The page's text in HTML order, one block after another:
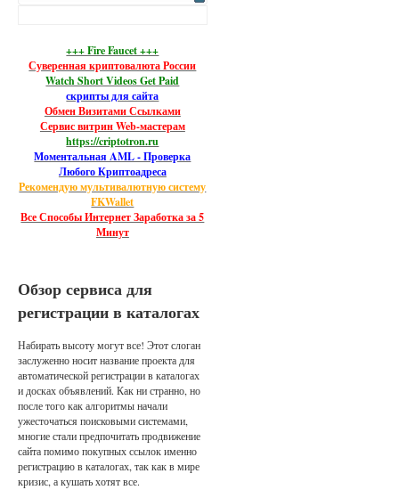
+++ Fire Faucet +++
Суверенная криптовалюта России
Watch Short Videos Get Paid
скрипты для сайта
Обмен Визитами Ссылками
Сервис витрин Web-мастерам
https://criptotron.ru
Моментальная AML - Проверка
Любого Криптоадреса
Рекомендую мультивалютную систему
FKWallet
Все Способы Интернет Заработка за 5
Минут
Обзор сервиса для
регистрации в каталогах
Набирать высоту могут все! Этот слоган
заслуженно носит название проекта для
автоматической регистрации в каталогах
и досках объявлений. Как ни странно, но
после того как алгоритмы начали
ужесточаться поисковыми системами,
многие стали предпочитать продвижение
сайта помимо покупных ссылок именно
регистрацию в каталогах, так как в мире
кризис, а кушать хотят все.